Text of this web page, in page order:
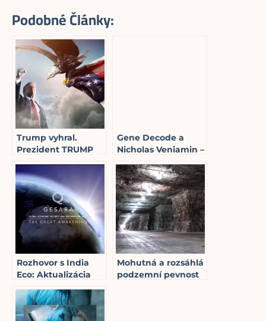
Podobné Články:
Trump vyhral.
Prezident TRUMP
mocnostiam
17min read
Gene Decode a
Nicholas Veniamin –
17min read
Rozhovor s India
Eco: Aktualizácia
(1. časť)
15min read
Mohutná a rozsáhlá
podzemní pevnost